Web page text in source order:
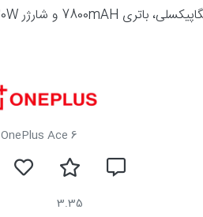
OnePlus Ace 6
3.35